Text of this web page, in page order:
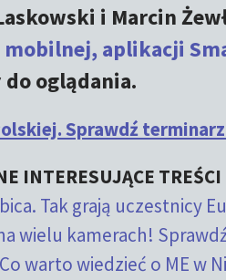
i Marcin
mobilnej, aplikacji
do oglądania.
Sprawdź
INTERESUJĄCE
Tak grają uczestnicy
wielu kamerach!
warto wiedzieć o ME w